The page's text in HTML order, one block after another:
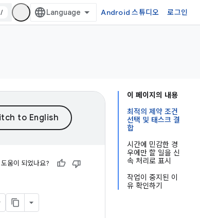
/ Android 스튜디오 로그인
이 페이지의 내용
최적의 제약 조건
선택 및 태스크 결
합
시간에 민감한 경
우에만 할 일을 신
속 처리로 표시
작업이 중지된 이
유 확인하기
도움이 되었나요?